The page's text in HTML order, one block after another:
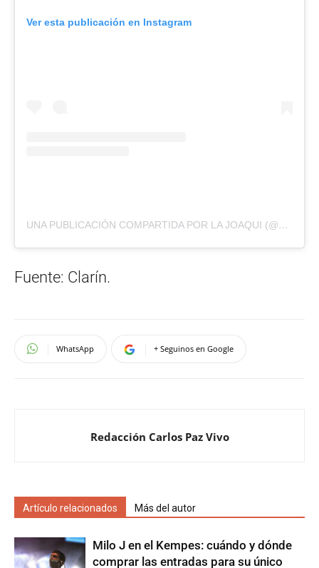
Ver esta publicación en Instagram
UNA PUBLICACIÓN COMPARTIDA POR LA JOAQUI (@LAJOAQUI)
Fuente: Clarín.
WhatsApp + Seguinos en Google
Redacción Carlos Paz Vivo
Artículo relacionados Más del autor
Milo J en el Kempes: cuándo y dónde
comprar las entradas para su único